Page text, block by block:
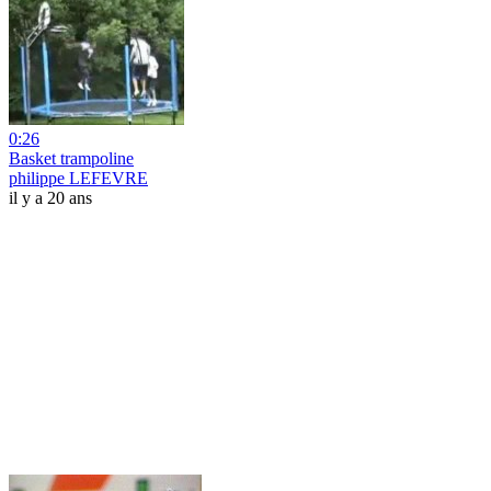
0:26
Basket trampoline
philippe LEFEVRE
il y a 20 ans